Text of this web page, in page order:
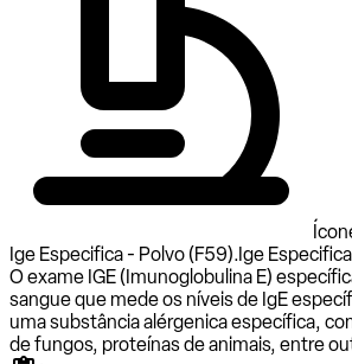
Ige Especifica - Polvo (F59).Ige
O exame IGE (Imunoglobulina E)
sangue que mede os níveis de IgE
uma substância alérgenica específica,
de fungos, proteínas de animais, entre